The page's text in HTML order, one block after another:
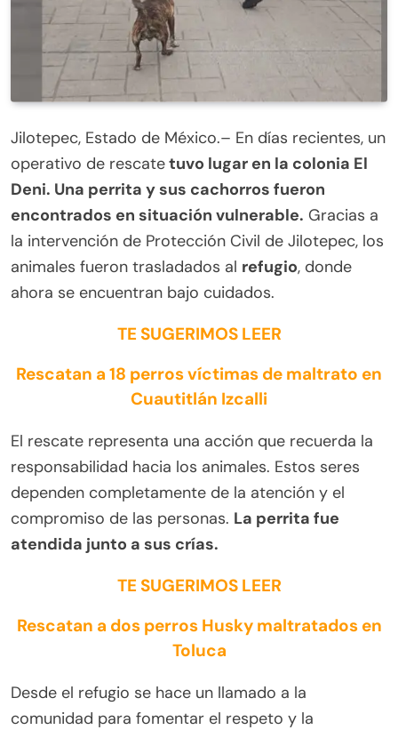
Jilotepec, Estado de México.– En días recientes, un
operativo de rescatetuvo lugar en la colonia El
Deni. Una perrita y sus cachorros fueron
encontrados en situación vulnerable. Gracias a
la intervención de Protección Civil de Jilotepec, los
animales fueron trasladados al refugio, donde
ahora se encuentran bajo cuidados.
TE SUGERIMOS LEER
Rescatan a 18 perros víctimas de maltrato en
Cuautitlán Izcalli
El rescate representa una acción que recuerda la
responsabilidad hacia los animales. Estos seres
dependen completamente de la atención y el
compromiso de las personas. La perrita fue
atendida junto a sus crías.
TE SUGERIMOS LEER
Rescatan a dos perros Husky maltratados en
Toluca
Desde el refugio se hace un llamado a la
comunidad para fomentar el respeto y la